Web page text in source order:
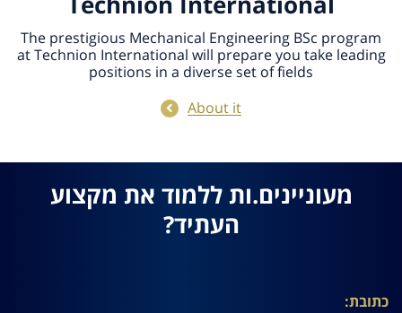
The prestigious Mechanical Engineering BSc program
at Technion International will prepare you take leading
positions in a diverse set of fields
About it
מעוניינים.ות ללמוד את מקצוע
העתיד?
כתובת: